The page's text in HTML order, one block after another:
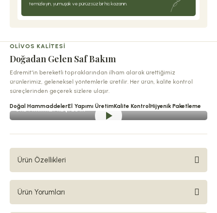
temizleyin, yumuşak ve pürüzsüz bir his kazanın.
OLIVOS KALITESI
Doğadan Gelen Saf Bakım
Edremit'in bereketli topraklarından ilham alarak ürettiğimiz
ürünlerimiz, geleneksel yöntemlerle üretilir. Her ürün, kalite kontrol
süreçlerinden geçerek sizlere ulaşır.
Doğal HammaddelerEl Yapımı ÜretimKalite Kontrol Hijyenik Paketleme
ÜRETIMIMIZI KEŞFEDIN
Ürün Özellikleri
Doğadan Gelen Canlılık –
Mandalinanın Ferahlığıyla Arınma
Ürün Yorumları